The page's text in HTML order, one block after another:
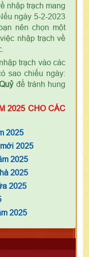
nhập trạch mang
ngày 5-2-2023
nên chọn một
nhập trạch về
trạch vào các
sao chiếu ngày:
để tránh hung
2025 CHO CÁC
2025
2025
2025
2025
2025
2025